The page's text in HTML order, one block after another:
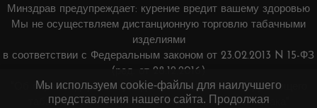
Минздрав предупреждает: курение вредит вашему здоровью
Мы не осуществляем дистанционную торговлю табачными
изделиями
в соответствии с Федеральным законом от 23.02.2013 N 15-ФЗ
(ред. от 28.12.2016)
"Об охране здоровья граждан от воздействия окружающего
табачного дыма и последствий потребления табака"
Мы используем cookie-файлы для наилучшего
представления нашего сайта. Продолжая